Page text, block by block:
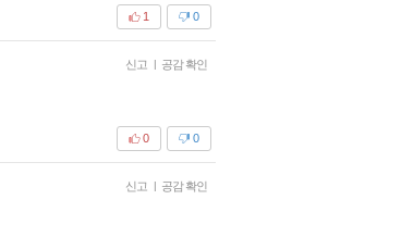
0
1
신고 | 공감 확인
0
0
신고 | 공감 확인